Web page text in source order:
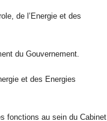
de l’Energie et des
du Gouvernement.
et des Energies
fonctions au sein du Cabinet